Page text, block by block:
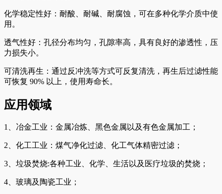
化学稳定性好：耐酸、耐碱、耐腐蚀，可在多种化学介质中使
用。
透气性好：孔径分布均匀，孔隙率高，具有良好的渗透性，压
力损失小。
可清洗再生：通过反冲洗等方式可反复清洗，再生后过滤性能
可恢复 90% 以上，使用寿命长。
应用领域
1、冶金工业：金属冶炼、黑色金属以及有色金属加工；
2、化工工业：煤气净化过滤、化工气体精密过滤；
3、垃圾焚烧:各种工业、化学、生活以及医疗垃圾的焚烧；
4、玻璃及陶瓷工业；